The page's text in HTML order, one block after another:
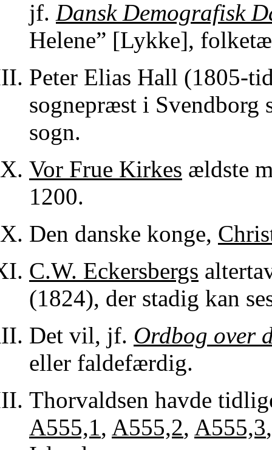
jf. Dansk Demografisk
Helene” [Lykke],
Peter Elias Hall (1805-
sognepræst i Svendborg
sogn.
Vor Frue Kirkes ældste
1200.
Den danske konge,
C.W. Eckersbergs
(1824), der stadig kan
Det vil, jf. Ordbog over
eller faldefærdig.
Thorvaldsen havde
A555,1, A555,2, A555,3